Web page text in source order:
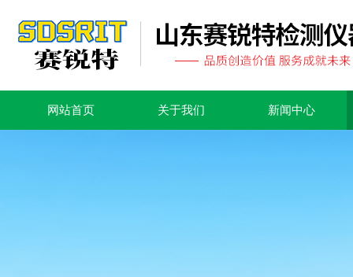
网站首页 关于我们 新闻中心